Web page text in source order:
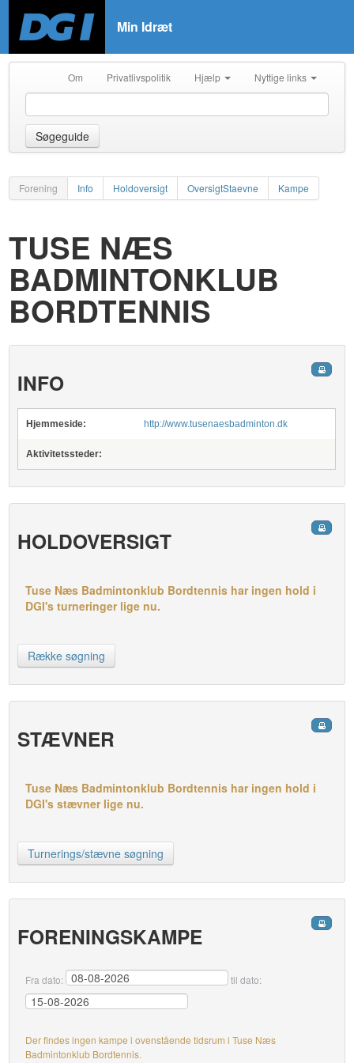
Min Idræt
Om Privatlivspolitik Hjælp Nyttige links
Søgeguide
Forening Info Holdoversigt OversigtStaevne Kampe
TUSE NÆS
BADMINTONKLUB
BORDTENNIS
INFO
Hjemmeside: http://www.tusenaesbadminton.dk
Aktivitetssteder:
HOLDOVERSIGT
Tuse Næs Badmintonklub Bordtennis har ingen hold i
DGI's turneringer lige nu.
Række søgning
STÆVNER
Tuse Næs Badmintonklub Bordtennis har ingen hold i
DGI's stævner lige nu.
Turnerings/stævne søgning
FORENINGSKAMPE
Fra dato: til dato:
Der findes ingen kampe i ovenstående tidsrum i Tuse Næs
Badmintonklub Bordtennis.